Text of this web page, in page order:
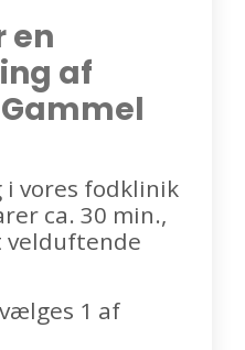
en
af
i vores fodklinik
ca. 30 min.,
velduftende
1 af